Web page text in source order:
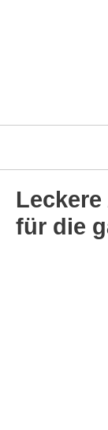
für die